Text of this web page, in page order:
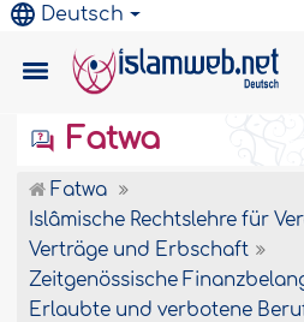
Deutsch
Fatwa
Fatwa
Islâmische Rechtslehre für
Verträge und Erbschaft
Zeitgenössische
Erlaubte und verbotene